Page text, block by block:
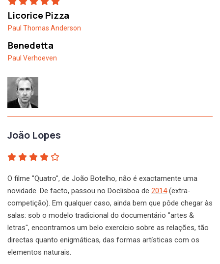
Licorice Pizza
Paul Thomas Anderson
Benedetta
Paul Verhoeven
João Lopes
O filme "Quatro", de João Botelho, não é exactamente uma
novidade. De facto, passou no Doclisboa de 2014(extra-
competição). Em qualquer caso, ainda bem que pôde chegar às
salas: sob o modelo tradicional do documentário "artes &
letras", encontramos um belo exercício sobre as relações, tão
directas quanto enigmáticas, das formas artísticas com os
elementos naturais.